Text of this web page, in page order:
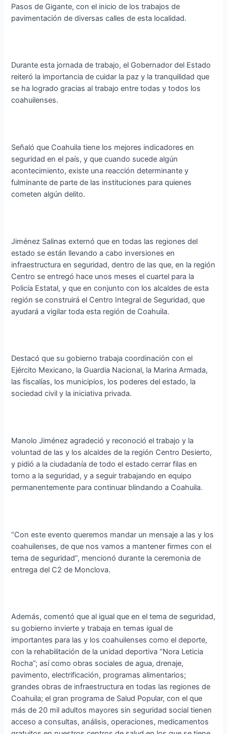
Pasos de Gigante, con el inicio de los trabajos de
pavimentación de diversas calles de esta localidad.
Durante esta jornada de trabajo, el Gobernador del Estado
reiteró la importancia de cuidar la paz y la tranquilidad que
se ha logrado gracias al trabajo entre todas y todos los
coahuilenses.
Señaló que Coahuila tiene los mejores indicadores en
seguridad en el país, y que cuando sucede algún
acontecimiento, existe una reacción determinante y
fulminante de parte de las instituciones para quienes
cometen algún delito.
Jiménez Salinas externó que en todas las regiones del
estado se están llevando a cabo inversiones en
infraestructura en seguridad, dentro de las que, en la región
Centro se entregó hace unos meses el cuartel para la
Policía Estatal, y que en conjunto con los alcaldes de esta
región se construirá el Centro Integral de Seguridad, que
ayudará a vigilar toda esta región de Coahuila.
Destacó que su gobierno trabaja coordinación con el
Ejército Mexicano, la Guardia Nacional, la Marina Armada,
las fiscalías, los municipios, los poderes del estado, la
sociedad civil y la iniciativa privada.
Manolo Jiménez agradeció y reconoció el trabajo y la
voluntad de las y los alcaldes de la región Centro Desierto,
y pidió a la ciudadanía de todo el estado cerrar filas en
torno a la seguridad, y a seguir trabajando en equipo
permanentemente para continuar blindando a Coahuila.
“Con este evento queremos mandar un mensaje a las y los
coahuilenses, de que nos vamos a mantener firmes con el
tema de seguridad”, mencionó durante la ceremonia de
entrega del C2 de Monclova.
Además, comentó que al igual que en el tema de seguridad,
su gobierno invierte y trabaja en temas igual de
importantes para las y los coahuilenses como el deporte,
con la rehabilitación de la unidad deportiva “Nora Leticia
Rocha”; así como obras sociales de agua, drenaje,
pavimento, electrificación, programas alimentarios;
grandes obras de infraestructura en todas las regiones de
Coahuila; el gran programa de Salud Popular, con el que
más de 20 mil adultos mayores sin seguridad social tienen
acceso a consultas, análisis, operaciones, medicamentos